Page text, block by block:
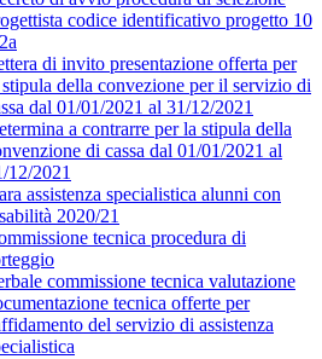
codice identificativo progetto 10
di invito presentazione offerta per
della convezione per il servizio di
dal 01/01/2021 al 31/12/2021
a contrarre per la stipula della
di cassa dal 01/01/2021 al
12/2021
assistenza specialistica alunni con
2020/21
tecnica procedura di
commissione tecnica valutazione
tecnica offerte per
del servizio di assistenza